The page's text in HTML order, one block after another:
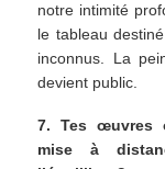
notre intimité
le tableau
inconnus. La
devient public.
7. Tes œuvres
mise à